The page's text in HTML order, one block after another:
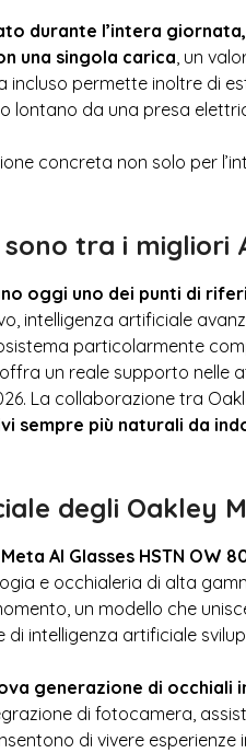
durante l’intera
una singola carica , un
incluso permette inoltre di
lontano da una presa
concreta non solo per
tra i migliori
oggi uno dei punti di
intelligenza artificiale
particolarmente
un reale supporto nelle
La collaborazione tra
sempre più naturali da
degli Oakley
AI Glasses HSTN OW
e occhialeria di alta
un modello che
intelligenza artificiale
generazione di occhiali
di fotocamera,
di vivere esperienze